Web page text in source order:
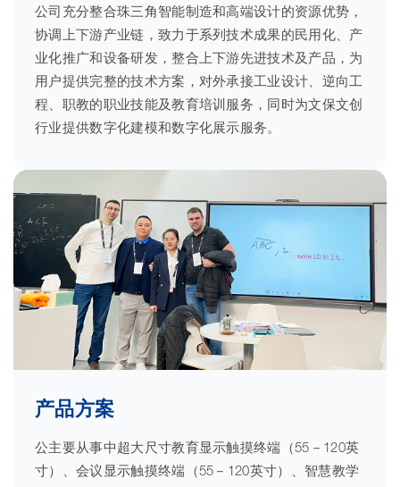
公司充分整合珠三角智能制造和高端设计的资源优势，
协调上下游产业链，致力于系列技术成果的民用化、产
业化推广和设备研发，整合上下游先进技术及产品，为
用户提供完整的技术方案，对外承接工业设计、逆向工
程、职教的职业技能及教育培训服务，同时为文保文创
行业提供数字化建模和数字化展示服务。
产品方案
公主要从事中超大尺寸教育显示触摸终端（55－120英
寸）、会议显示触摸终端（55－120英寸）、智慧教学